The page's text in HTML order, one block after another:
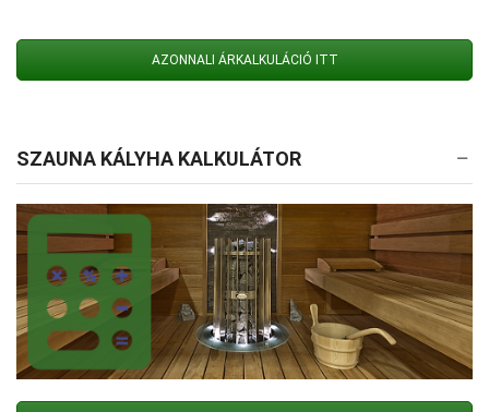
AZONNALI ÁRKALKULÁCIÓ ITT
SZAUNA KÁLYHA KALKULÁTOR